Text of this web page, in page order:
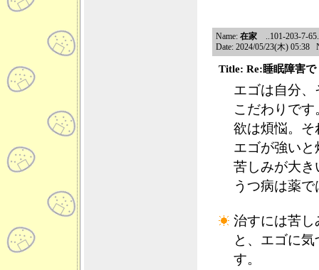
Name: 在家 ..101-203-7-
Date: 2024/05/23(木) 05:38
Title: Re:睡眠障害で
エゴは自分
こだわりです
欲は煩悩。
エゴが強い
苦しみが大
うつ病は薬
治すには苦
と、エゴに
す。